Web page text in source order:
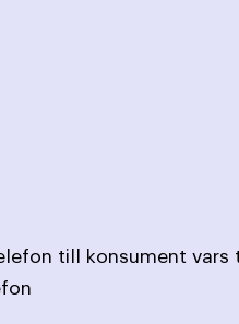
till konsument vars